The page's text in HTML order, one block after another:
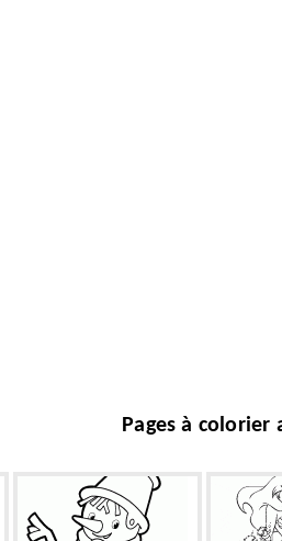
Pages à colorier